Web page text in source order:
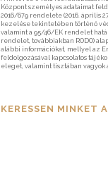
Központ személyes adataimat
2016/679 rendelete (2016. április
kezelése tekintetében történő
valamint a 95/46/EK rendelet
rendelet, továbbiakban RODO)
alábbi információkat, mellyel az
feldolgozásával kapcsolatos
eleget, valamint tisztában vagyok
KERESSEN MINKET